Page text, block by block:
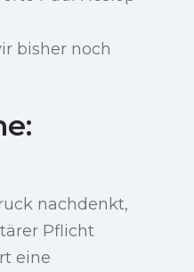
bisher noch
nachdenkt,
Pflicht
eine